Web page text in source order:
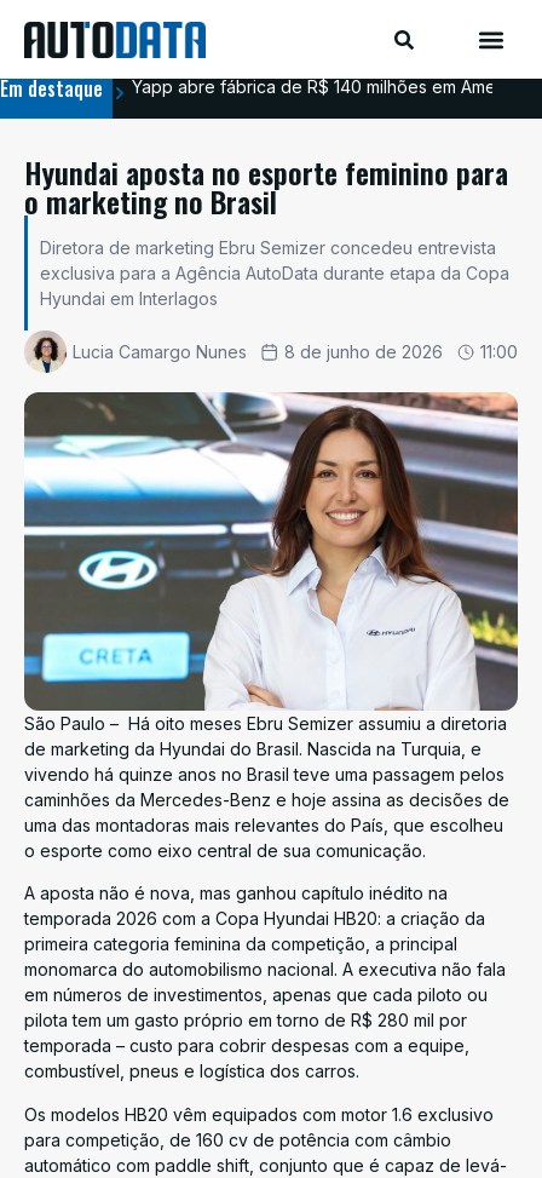
Em destaque Yapp abre fábrica de R$ 140 milhões em
Hyundai aposta no esporte feminino para
o marketing no Brasil
Diretora de marketing Ebru Semizer concedeu entrevista
exclusiva para a Agência AutoData durante etapa da Copa
Hyundai em Interlagos
Lucia Camargo Nunes 8 de junho de 2026 11:00
São Paulo – Há oito meses Ebru Semizer assumiu a diretoria
de marketing da Hyundai do Brasil. Nascida na Turquia, e
vivendo há quinze anos no Brasil teve uma passagem pelos
caminhões da Mercedes-Benz e hoje assina as decisões de
uma das montadoras mais relevantes do País, que escolheu
o esporte como eixo central de sua comunicação.
A aposta não é nova, mas ganhou capítulo inédito na
temporada 2026 com a Copa Hyundai HB20: a criação da
primeira categoria feminina da competição, a principal
monomarca do automobilismo nacional. A executiva não fala
em números de investimentos, apenas que cada piloto ou
pilota tem um gasto próprio em torno de R$ 280 mil por
temporada – custo para cobrir despesas com a equipe,
combustível, pneus e logística dos carros.
Os modelos HB20 vêm equipados com motor 1.6 exclusivo
para competição, de 160 cv de potência com câmbio
automático com paddle shift, conjunto que é capaz de levá-